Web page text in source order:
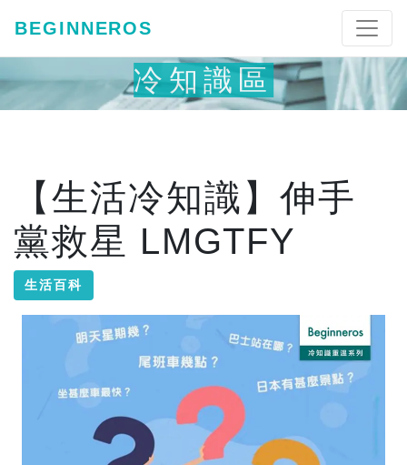
BEGINNEROS
冷知識區
【生活冷知識】伸手
黨救星 LMGTFY
生活百科